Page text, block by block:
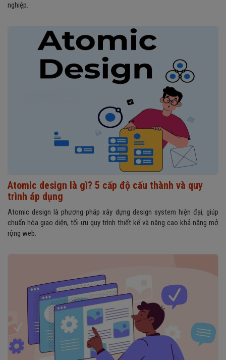
nghiệp.
Atomic design là gì? 5 cấp độ cấu thành và quy
trình áp dụng
Atomic design là phương pháp xây dựng design system hiện đại, giúp
chuẩn hóa giao diện, tối ưu quy trình thiết kế và nâng cao khả năng mở
rộng web.